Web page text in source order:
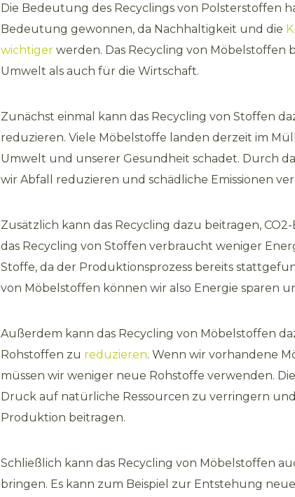
Die Bedeutung des Recyclings von Polsterstoffen
Bedeutung gewonnen, da Nachhaltigkeit und die
wichtiger werden. Das Recycling von Möbelstoffen
Umwelt als auch für die Wirtschaft.
Zunächst einmal kann das Recycling von Stoffen
reduzieren. Viele Möbelstoffe landen derzeit im
Umwelt und unserer Gesundheit schadet. Durch
wir Abfall reduzieren und schädliche Emissionen
Zusätzlich kann das Recycling dazu beitragen,
das Recycling von Stoffen verbraucht weniger
Stoffe, da der Produktionsprozess bereits
von Möbelstoffen können wir also Energie sparen
Außerdem kann das Recycling von Möbelstoffen
Rohstoffen zu reduzieren. Wenn wir vorhandene
müssen wir weniger neue Rohstoffe verwenden.
Druck auf natürliche Ressourcen zu verringern
Produktion beitragen.
Schließlich kann das Recycling von Möbelstoffen
bringen. Es kann zum Beispiel zur Entstehung